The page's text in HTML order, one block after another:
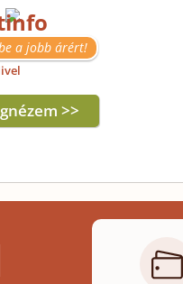
a jobb árért!
>>